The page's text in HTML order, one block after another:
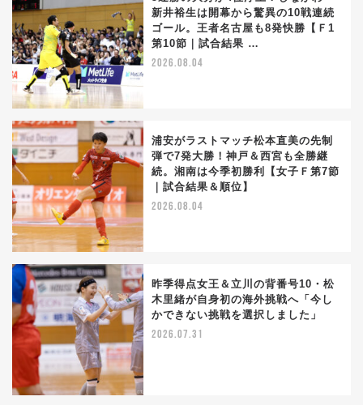
新井裕生は開幕から驚異の10戦連続
ゴール。王者名古屋も8発快勝【Ｆ1
第10節｜試合結果 …
2026.08.04
浦安がラストマッチ松本直美の先制
弾で7発大勝！神戸＆西宮も全勝継
続。湘南は今季初勝利【女子Ｆ第7節
｜試合結果＆順位】
2026.08.04
昨季得点女王＆立川の背番号10・松
木里緒が自身初の海外挑戦へ「今し
かできない挑戦を選択しました」
2026.07.31